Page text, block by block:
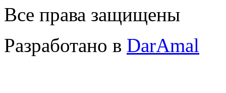
Все права защищены
Разработано в DarAmal